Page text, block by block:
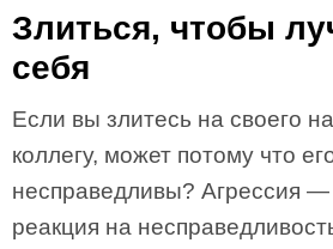
Злиться, чтобы
себя
Если вы злитесь на своего
коллегу, может потому что
несправедливы? Агрессия —
реакция на